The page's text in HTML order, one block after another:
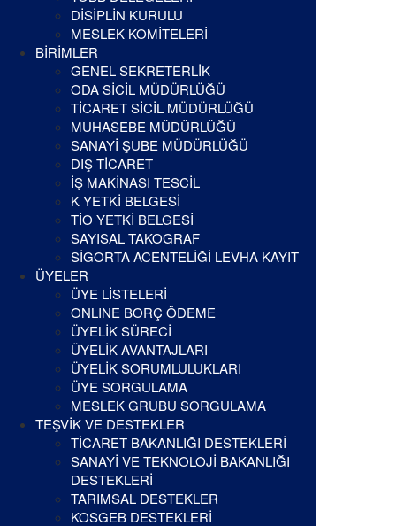
DİSİPLİN KURULU
MESLEK KOMİTELERİ
BİRİMLER
GENEL SEKRETERLİK
ODA SİCİL MÜDÜRLÜĞÜ
TİCARET SİCİL MÜDÜRLÜĞÜ
MUHASEBE MÜDÜRLÜĞÜ
SANAYİ ŞUBE MÜDÜRLÜĞÜ
DIŞ TİCARET
İŞ MAKİNASI TESCİL
K YETKİ BELGESİ
TİO YETKİ BELGESİ
SAYISAL TAKOGRAF
SİGORTA ACENTELİĞİ LEVHA KAYIT
ÜYELER
ÜYE LİSTELERİ
ONLINE BORÇ ÖDEME
ÜYELİK SÜRECİ
ÜYELİK AVANTAJLARI
ÜYELİK SORUMLULUKLARI
ÜYE SORGULAMA
MESLEK GRUBU SORGULAMA
TEŞVİK VE DESTEKLER
TİCARET BAKANLIĞI DESTEKLERİ
SANAYİ VE TEKNOLOJİ BAKANLIĞI
DESTEKLERİ
TARIMSAL DESTEKLER
KOSGEB DESTEKLERİ